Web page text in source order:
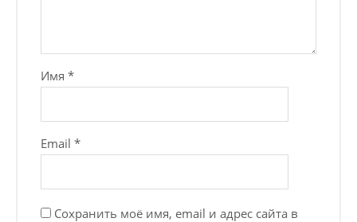
Имя*
Email*
Сохранить моё имя, email и адрес сайта в